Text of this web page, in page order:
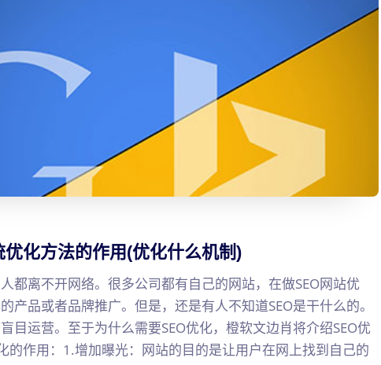
优化方法的作用(优化什么机制)
都离不开网络。很多公司都有自己的网站，在做SEO网站优
产品或者品牌推广。但是，还是有人不知道SEO是干什么的。
目运营。至于为什么需要SEO优化，橙软文边肖将介绍SEO优
的作用：1.增加曝光：网站的目的是让用户在网上找到自己的